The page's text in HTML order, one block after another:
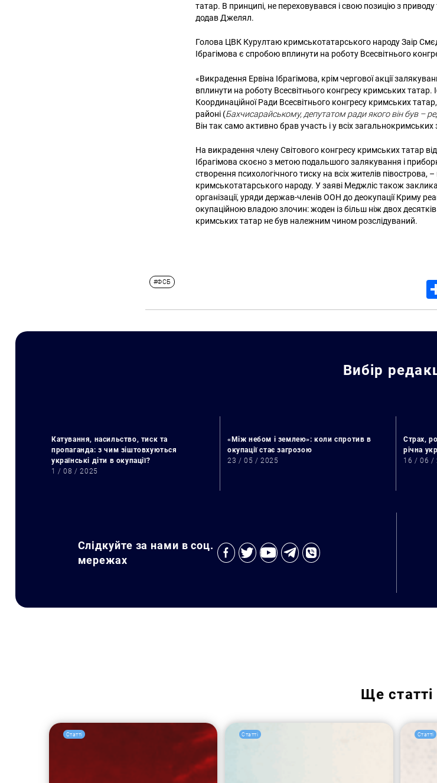
татар. В принципі, не переховувався і свою позицію з
додав Джелял.
Голова ЦВК Курултаю кримськотатарського народу Заір
Ібрагімова є спробою вплинути на роботу Всесвітнього
«Викрадення Ервіна Ібрагімова, крім чергової акції
вплинути на роботу Всесвітнього конгресу кримських татар.
Координаційної Ради Всесвітнього конгресу кримських
районі (Бахчисарайському, депутатом ради якого він був –
Він так само активно брав участь і у всіх
На викрадення члену Світового конгресу кримських татар
Ібрагімова скоєно з метою подальшого залякування і
створення психологічного тиску на всіх жителів півострова,
кримськотатарського народу. У заяві Меджліс також
організації, уряди держав-членів ООН до деокупації Криму
окупаційною владою злочин: жоден із більш ніж двох
кримських татар не був належним чином розслідуваний.
#ФСБ
Вибір
Катування, насильство, тиск та
пропаганда: з чим зіштовхуються
українські діти в окупації?
1 / 08 / 2025
«Між небом і землею»: коли спротив в
окупації стає загрозою
23 / 05 / 2025
Страх,
річна
16 / 06 /
Слідкуйте за нами в соц.
мережах
Щестатті
Статті Статті Статті